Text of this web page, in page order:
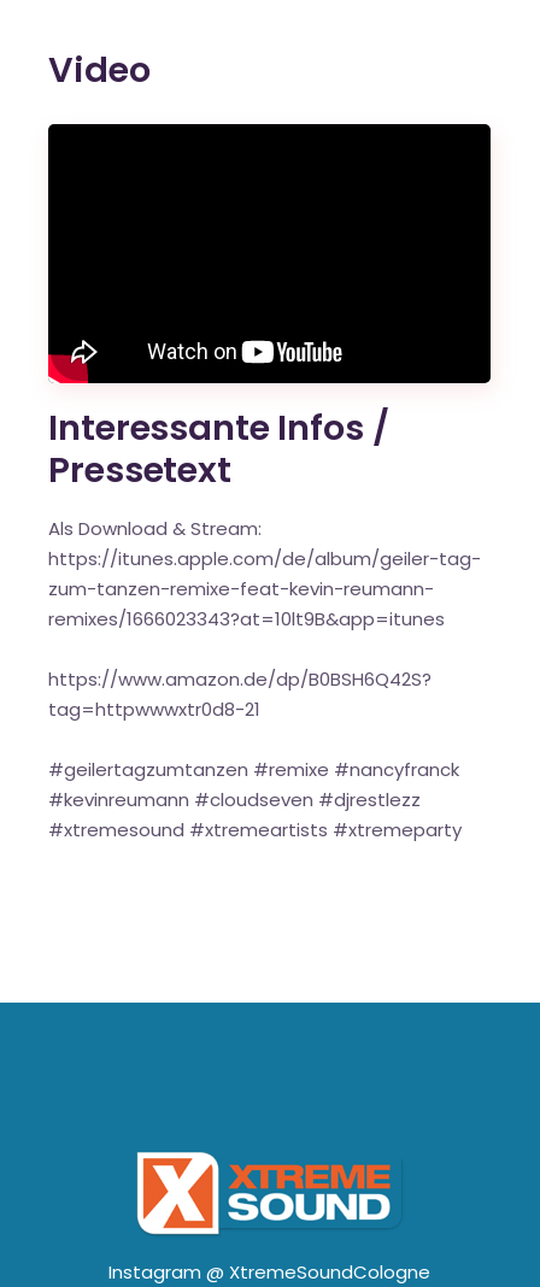
Video
Interessante Infos /
Pressetext
Als Download & Stream:
https://itunes.apple.com/de/album/geiler-tag-
zum-tanzen-remixe-feat-kevin-reumann-
remixes/1666023343?at=10lt9B&app=itunes
https://www.amazon.de/dp/B0BSH6Q42S?
tag=httpwwwxtr0d8-21
#geilertagzumtanzen #remixe #nancyfranck
#kevinreumann #cloudseven #djrestlezz
#xtremesound #xtremeartists #xtremeparty
Instagram @ XtremeSoundCologne